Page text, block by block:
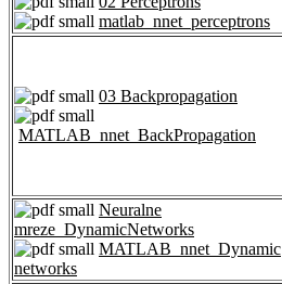
matlab_nnet_perceptrons
03 Backpropagation
MATLAB_nnet_BackPropagation
Neuralne
mreze_DynamicNetworks
MATLAB_nnet_Dynamic
networks